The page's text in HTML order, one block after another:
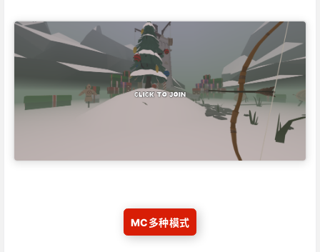
MC多种模式